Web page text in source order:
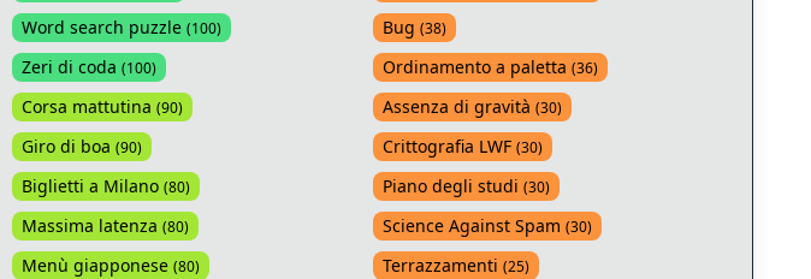
Word search puzzle (100)
Zeri di coda (100)
Corsa mattutina (90)
Giro di boa (90)
Biglietti a Milano (80)
Massima latenza (80)
Menù giapponese (80)
Bug (38)
Ordinamento a paletta (36)
Assenza di gravità (30)
Crittografia LWF (30)
Piano degli studi (30)
Science Against Spam (30)
Terrazzamenti (25)